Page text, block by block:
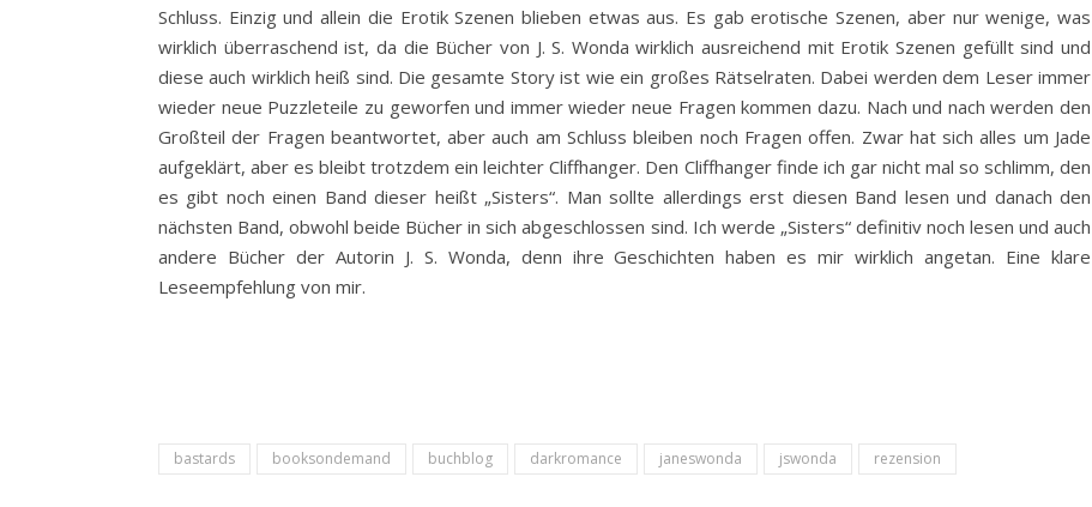
Schluss. Einzig und allein die Erotik Szenen blieben etwas aus. Es gab erotische Szenen, aber nur wenige, was
wirklich überraschend ist, da die Bücher von J. S. Wonda wirklich ausreichend mit Erotik Szenen gefüllt sind und
diese auch wirklich heiß sind. Die gesamte Story ist wie ein großes Rätselraten. Dabei werden dem Leser immer
wieder neue Puzzleteile zu geworfen und immer wieder neue Fragen kommen dazu. Nach und nach werden den
Großteil der Fragen beantwortet, aber auch am Schluss bleiben noch Fragen offen. Zwar hat sich alles um Jade
aufgeklärt, aber es bleibt trotzdem ein leichter Cliffhanger. Den Cliffhanger finde ich gar nicht mal so schlimm, den
es gibt noch einen Band dieser heißt „Sisters“. Man sollte allerdings erst diesen Band lesen und danach den
nächsten Band, obwohl beide Bücher in sich abgeschlossen sind. Ich werde „Sisters“ definitiv noch lesen und auch
andere Bücher der Autorin J. S. Wonda, denn ihre Geschichten haben es mir wirklich angetan. Eine klare
Leseempfehlung von mir.
bastards booksondemand buchblog darkromance janeswonda jswonda rezension